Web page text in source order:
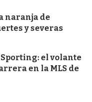
naranja de
y severas
el volante
en la MLS de